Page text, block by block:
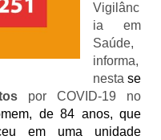
Vigilânc
ia em
Saúde,
informa,
nesta se
por COVID-19 no
de 84 anos, que
em uma unidade